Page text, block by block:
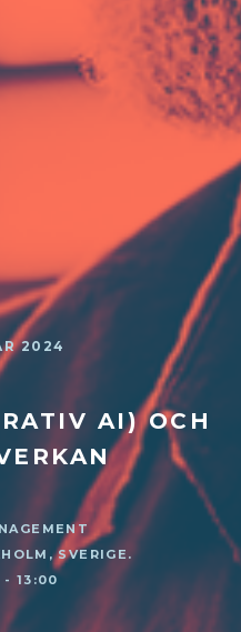
2024
AI) OCH
SVERIGE.
13:00